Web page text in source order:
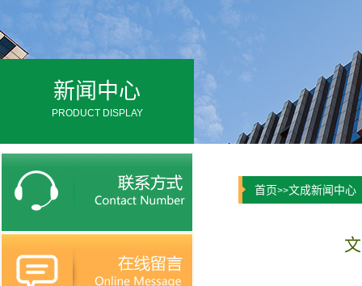
新闻中心
PRODUCT DISPLAY
首页>>文成新闻中心